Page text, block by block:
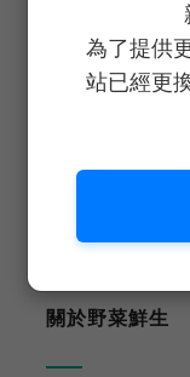
為了提供
站已經更
無農藥 無病
關於野菜鮮生